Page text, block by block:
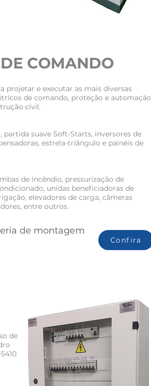
COMANDO
projetar e executar as mais diversas
de comando, proteção e automação
civil.
partida suave Soft-Starts, inversores de
estrela-triângulo e painéis de
de incêndio, pressurização de
unidas beneficiadoras de
elevadores de carga, câmeras
entre outros.
Confira
de montagem
de